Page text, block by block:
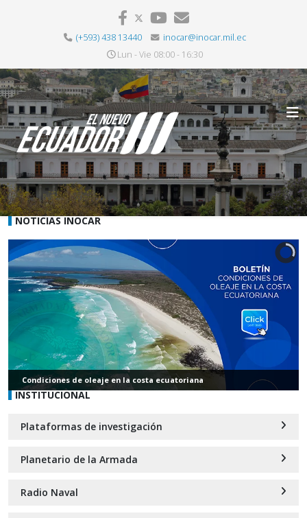
(+593) 438 13440
inocar@inocar.mil.ec
Lun - Vie 08:00 - 16:30
NOTICIAS INOCAR
Condiciones de oleaje en la costa ecuatoriana
INSTITUCIONAL
Plataformas de investigación
Planetario de la Armada
Radio Naval